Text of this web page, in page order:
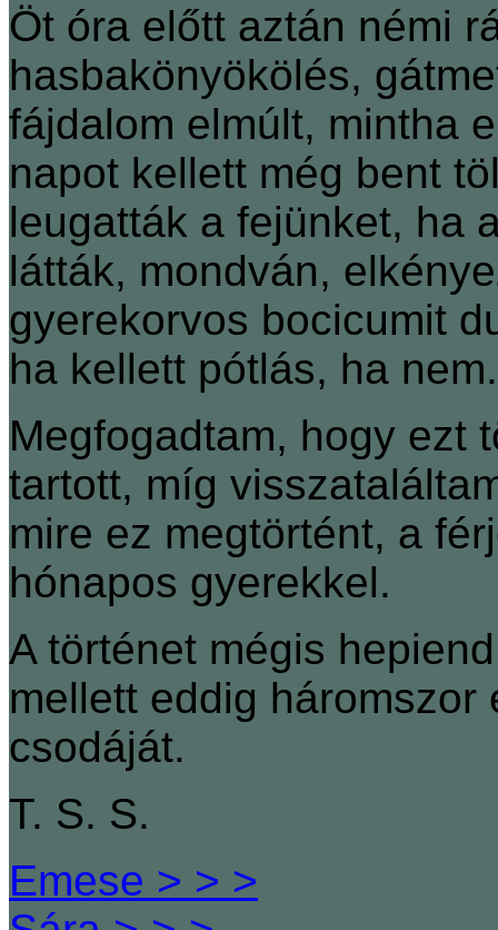
Öt óra előtt aztán némi
hasbakönyökölés,
fájdalom elmúlt, mintha
napot kellett még bent
leugatták a fejünket, ha
látták, mondván,
gyerekorvos bocicumit
ha kellett pótlás, ha nem.
Megfogadtam, hogy ezt
tartott, míg
mire ez megtörtént, a
hónapos gyerekkel.
A történet mégis
mellett eddig
csodáját.
T. S. S.
Emese > > >